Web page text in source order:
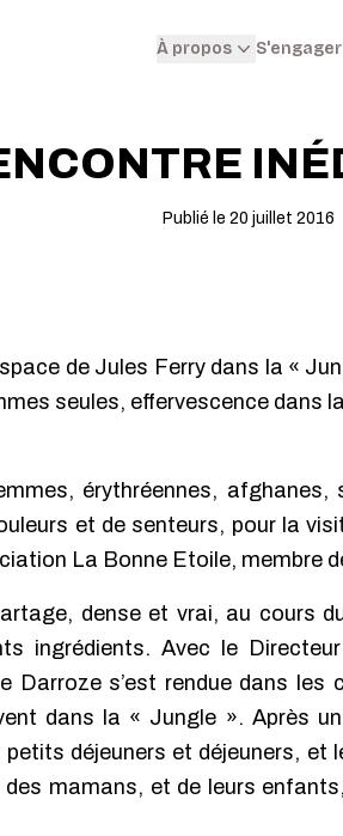
À propos S'engager
Publié le 20 juillet 2016
de Jules Ferry dans la «
seules, effervescence dans
érythréennes,
et de senteurs, pour la
La Bonne Etoile, membre
dense et vrai, au cours
ingrédients. Avec le
Darroze s’est rendue dans
dans la « Jungle ». Après
déjeuners et déjeuners, et
mamans, et de leurs